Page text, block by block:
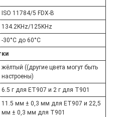
ISO 11784/5 FDX-B
134.2KHz/125KHz
-30°C до 60°C
жёлтый ((другие цвета могут быть
настроены)
6.5 г для ET907 и 2 г для T901
11.5 мм ± 0,3 мм для ET907 и 22,5
мм ± 0,3 мм для T901